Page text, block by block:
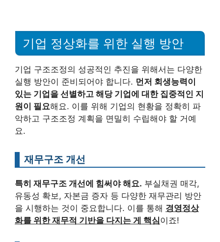
기업 정상화를 위한 실행 방안
기업 구조조정의 성공적인 추진을 위해서는 다양한
실행 방안이 준비되어야 합니다. 먼저 회생능력이
있는 기업을 선별하고 해당 기업에 대한 집중적인 지
원이 필요해요. 이를 위해 기업의 현황을 정확히 파
악하고 구조조정 계획을 면밀히 수립해야 할 거예
요.
재무구조 개선
특히 재무구조 개선에 힘써야 해요. 부실채권 매각,
유동성 확보, 자본금 증자 등 다양한 재무관리 방안
을 시행하는 것이 중요합니다. 이를 통해 경영정상
화를 위한 재무적 기반을 다지는 게 핵심이죠!